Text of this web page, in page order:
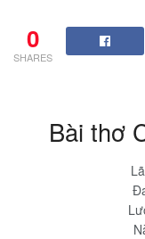
0
SHARES
Bài thơ